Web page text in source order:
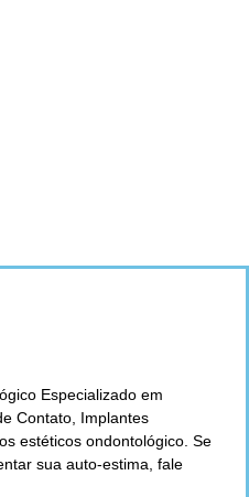
Especializado em
Contato, Implantes
estéticos ondontológico. Se
sua auto-estima, fale